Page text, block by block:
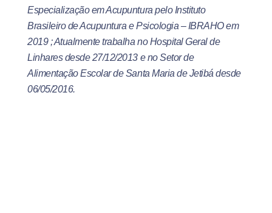
Especialização em Acupuntura pelo Instituto
Brasileiro de Acupuntura e Psicologia – IBRAHO em
2019 ; Atualmente trabalha no Hospital Geral de
Linhares desde 27/12/2013 e no Setor de
Alimentação Escolar de Santa Maria de Jetibá desde
06/05/2016.